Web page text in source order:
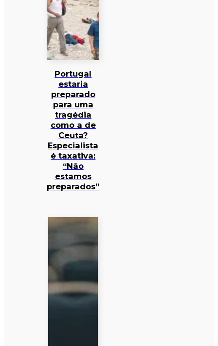
Portugal
estaria
preparado
para uma
tragédia
como a de
Ceuta?
Especialista
é taxativa:
“Não
estamos
preparados”